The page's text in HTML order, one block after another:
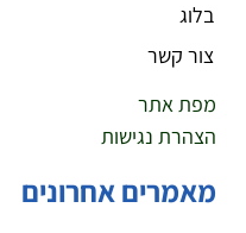
בלוג
צור קשר
מפת אתר
הצהרת נגישות
מאמרים אחרונים